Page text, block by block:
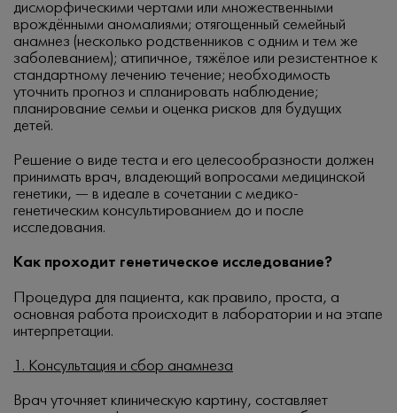
дисморфическими чертами или множественными
врождёнными аномалиями; отягощенный семейный
анамнез (несколько родственников с одним и тем же
заболеванием); атипичное, тяжёлое или резистентное к
стандартному лечению течение; необходимость
уточнить прогноз и спланировать наблюдение;
планирование семьи и оценка рисков для будущих
детей.
Решение о виде теста и его целесообразности должен
принимать врач, владеющий вопросами медицинской
генетики, — в идеале в сочетании с медико-
генетическим консультированием до и после
исследования.
Как проходит генетическое исследование?
Процедура для пациента, как правило, проста, а
основная работа происходит в лаборатории и на этапе
интерпретации.
1. Консультация и сбор анамнеза
Врач уточняет клиническую картину, составляет